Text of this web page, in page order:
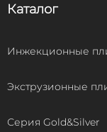
Каталог
Инжекционные
Экструзионные
Серия Gold&Silver